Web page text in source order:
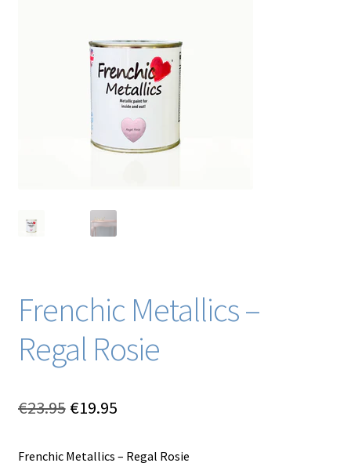
Frenchic Metallics –
Regal Rosie
€23.95 Oorspronkelijke
€19.95Huidige
Frenchic Metallics – Regal Rosie